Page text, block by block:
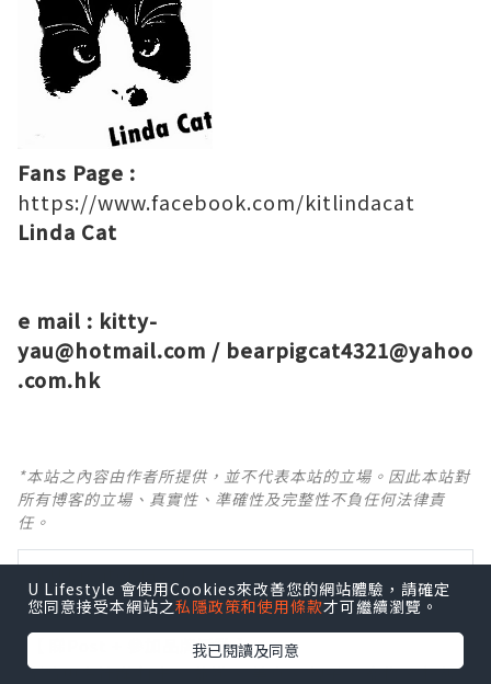
Fans Page :
https://www.facebook.com/kitlindacat
Linda Cat
e mail : kitty-
yau@hotmail.com / bearpigcat4321@yahoo
.com.hk
*本站之內容由作者所提供，並不代表本站的立場。因此本站對
所有博客的立場、真實性、準確性及完整性不負任何法律責
任。
出Post賺現金獎賞 l登記《社群創作有價企劃》
【 睇Post + 參加品牌活動 】
瀏覽更多社群打卡丶旅遊丶美食丶親子丶寵物丶扮靚
U Lifestyle 會使用Cookies來改善您的網站體驗，請確定
您同意接受本網站之私隱政策和使用條款才可繼續瀏覽。
我已閱讀及同意